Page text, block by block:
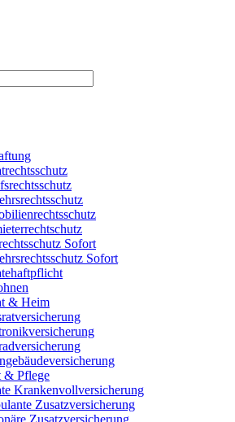
Sofort
Sofort
& Heim
& Pflege
Krankenvollversicherung
Zusatzversicherung
Zusatzversicherung